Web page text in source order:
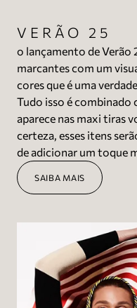
VERÃO 25
o lançamento de
marcantes com um
cores que é uma
Tudo isso é combinado
aparece nas maxi tiras
certeza, esses itens
de adicionar um toque
SAIBA MAIS